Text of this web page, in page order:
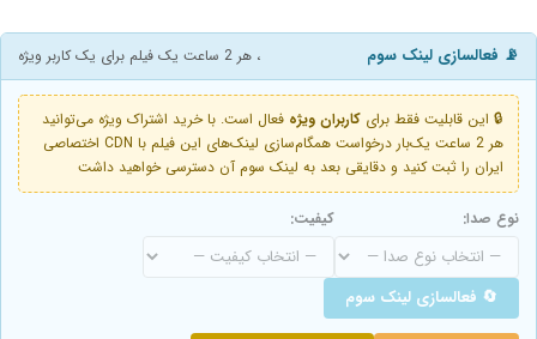
📡 فعالسازی لینک سوم ، هر 2 ساعت یک فیلم برای یک کاربر ویژه
🔒 این قابلیت فقط برای کاربران ویژه فعال است. با خرید اشتراک ویژه می‌توانید
هر 2 ساعت یک‌بار درخواست همگام‌سازی لینک‌های این فیلم با CDN اختصاصی
ایران را ثبت کنید و دقایقی بعد به لینک سوم آن دسترسی خواهید داشت
نوع صدا: کیفیت:
🔄 فعالسازی لینک سوم